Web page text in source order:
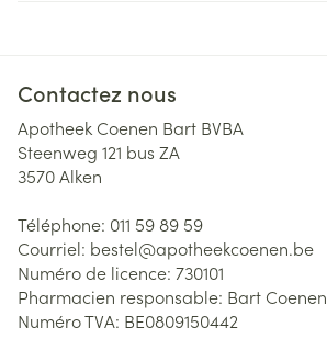
Contactez nous
Apotheek Coenen Bart BVBA
Steenweg 121 bus ZA
3570Alken
Téléphone: 011 59 89 59
Courriel: bestel@apotheekcoenen.be
Numéro de licence: 730101
Pharmacien responsable: Bart Coenen
Numéro TVA: BE0809150442